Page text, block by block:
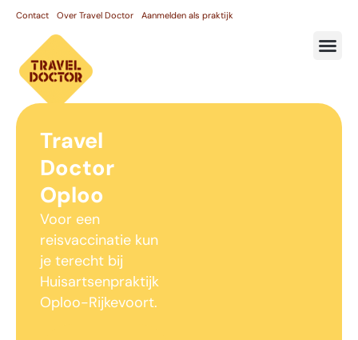
Contact Over Travel Doctor Aanmelden als praktijk
Travel
Doctor
Oploo
Voor een
reisvaccinatie kun
je terecht bij
Huisartsenpraktijk
Oploo-Rijkevoort.